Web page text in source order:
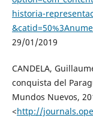
historia-
29/01/2019
CANDELA,
conquista del
Mundos Nuevos,
<http://